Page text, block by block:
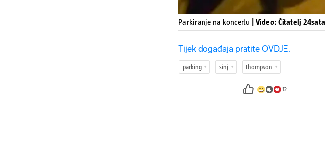
Parkiranje na koncertu | Video: Čitatelj 24sata
Tijek događaja pratite OVDJE.
parking sinj thompson
12